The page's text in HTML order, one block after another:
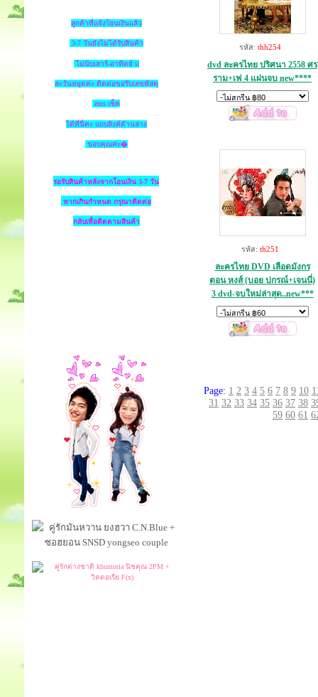
ลูกค้าที่แจ้งโอนเงินแล้ว
3-7 วันยังไม่ได้รับสินค้า
ไม่นับเสาร์-อาทิตย์ แ
ละวันหยุดค่ะ ติดต่อขอรับเลขพัสดุ
ems เช็ค
ได้ที่นี่ค่ะ แถบลิงค์ด้านล่าง
ขอบคุณค่ะ�
รอรับสินค้าหลังจากโอนเงิน 3-7 วัน
หากเกินกำหนด กรุณาติดต่อ
กลับเพื่อติดตามสินค้า
รหัส: thh254
dvd ละครไทย ปริศนา 2558 ศร
ราม+เฟ 4 แผ่นจบ new****
รหัส: th251
ละครไทย DVD เลือดมังกร
ตอน หงส์ (บอย ปกรณ์+เจนนี่)
3 dvd-จบใหม่ล่าสุด..new***
Page: 1 2 3 4 5 6 7 8 9 10
31 32 33 34 35 36 37 38
59 60 61